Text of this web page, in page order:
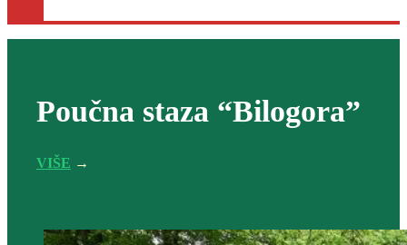
Poučna staza “Bilogora”
VIŠE →